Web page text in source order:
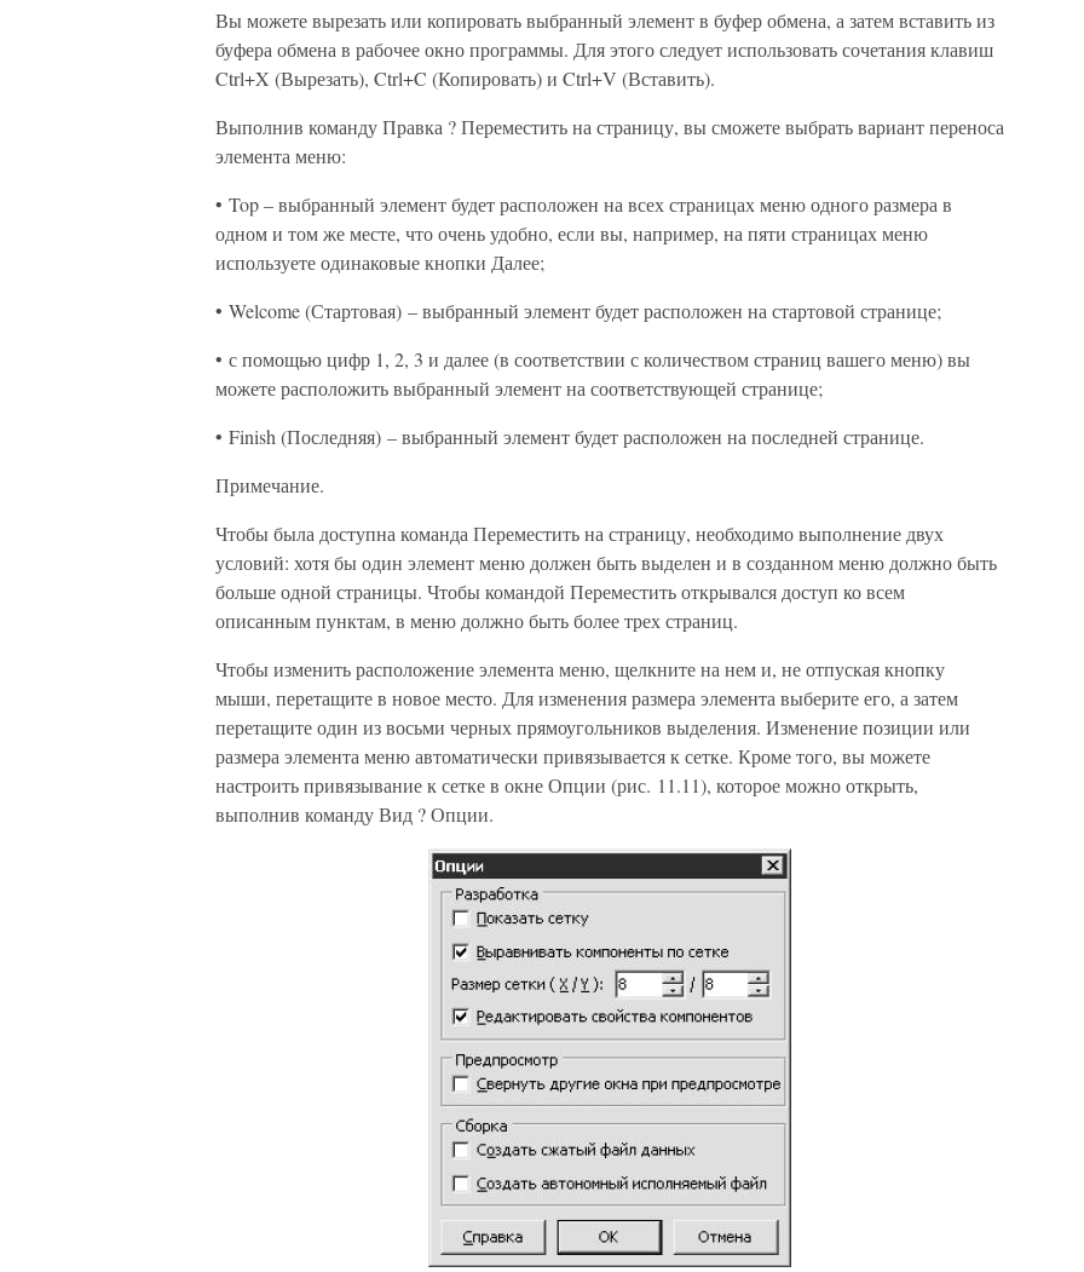
Вы можете вырезать или копировать выбранный элемент в буфер обмена, а затем вставить из
буфера обмена в рабочее окно программы. Для этого следует использовать сочетания клавиш
Ctrl+X (Вырезать), Ctrl+C (Копировать) и Ctrl+V (Вставить).
Выполнив команду Правка ? Переместить на страницу, вы сможете выбрать вариант переноса
элемента меню:
• Top – выбранный элемент будет расположен на всех страницах меню одного размера в
одном и том же месте, что очень удобно, если вы, например, на пяти страницах меню
используете одинаковые кнопки Далее;
• Welcome (Стартовая) – выбранный элемент будет расположен на стартовой странице;
• с помощью цифр 1, 2, 3 и далее (в соответствии с количеством страниц вашего меню) вы
можете расположить выбранный элемент на соответствующей странице;
• Finish (Последняя) – выбранный элемент будет расположен на последней странице.
Примечание.
Чтобы была доступна команда Переместить на страницу, необходимо выполнение двух
условий: хотя бы один элемент меню должен быть выделен и в созданном меню должно быть
больше одной страницы. Чтобы командой Переместить открывался доступ ко всем
описанным пунктам, в меню должно быть более трех страниц.
Чтобы изменить расположение элемента меню, щелкните на нем и, не отпуская кнопку
мыши, перетащите в новое место. Для изменения размера элемента выберите его, а затем
перетащите один из восьми черных прямоугольников выделения. Изменение позиции или
размера элемента меню автоматически привязывается к сетке. Кроме того, вы можете
настроить привязывание к сетке в окне Опции (рис. 11.11), которое можно открыть,
выполнив команду Вид ? Опции.